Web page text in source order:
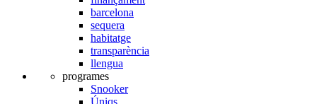
barcelona
sequera
habitatge
transparència
llengua
programes
Snooker